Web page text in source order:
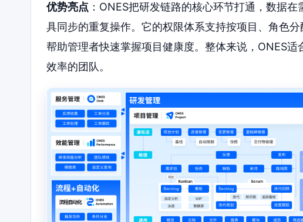
优势亮点 ：ONES把研发链路的核心环节打通，数据
具同步的重复操作。它的权限体系支持按项目、角色
帮助管理者快速掌握项目健康度。整体来说，ONES
效率的团队。